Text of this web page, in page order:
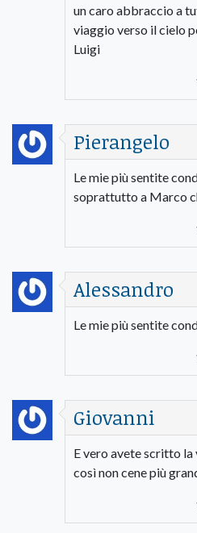
un caro abbraccio a
viaggio verso il cielo
Luigi
Pierangelo
Le mie più sentite
soprattutto a Marco
Alessandro
Le mie più sentite
Giovanni
E vero avete scritto
così non cene più